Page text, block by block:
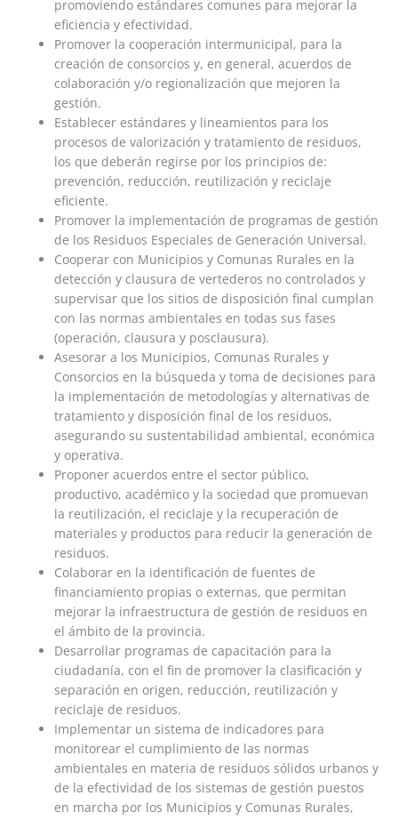
promoviendo estándares comunes para mejorar la
eficiencia y efectividad.
Promover la cooperación intermunicipal, para la
creación de consorcios y, en general, acuerdos de
colaboración y/o regionalización que mejoren la
gestión.
Establecer estándares y lineamientos para los
procesos de valorización y tratamiento de residuos,
los que deberán regirse por los principios de:
prevención, reducción, reutilización y reciclaje
eficiente.
Promover la implementación de programas de gestión
de los Residuos Especiales de Generación Universal.
Cooperar con Municipios y Comunas Rurales en la
detección y clausura de vertederos no controlados y
supervisar que los sitios de disposición final cumplan
con las normas ambientales en todas sus fases
(operación, clausura y posclausura).
Asesorar a los Municipios, Comunas Rurales y
Consorcios en la búsqueda y toma de decisiones para
la implementación de metodologías y alternativas de
tratamiento y disposición final de los residuos,
asegurando su sustentabilidad ambiental, económica
y operativa.
Proponer acuerdos entre el sector público,
productivo, académico y la sociedad que promuevan
la reutilización, el reciclaje y la recuperación de
materiales y productos para reducir la generación de
residuos.
Colaborar en la identificación de fuentes de
financiamiento propias o externas, que permitan
mejorar la infraestructura de gestión de residuos en
el ámbito de la provincia.
Desarrollar programas de capacitación para la
ciudadanía, con el fin de promover la clasificación y
separación en origen, reducción, reutilización y
reciclaje de residuos.
Implementar un sistema de indicadores para
monitorear el cumplimiento de las normas
ambientales en materia de residuos sólidos urbanos y
de la efectividad de los sistemas de gestión puestos
en marcha por los Municipios y Comunas Rurales,